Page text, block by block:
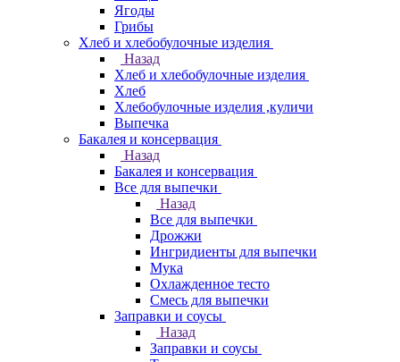
Ягоды
Грибы
Хлеб и хлебобулочные изделия
Назад
Хлеб и хлебобулочные изделия
Хлеб
Хлебобулочные изделия ,куличи
Выпечка
Бакалея и консервация
Назад
Бакалея и консервация
Все для выпечки
Назад
Все для выпечки
Дрожжи
Ингридиенты для выпечки
Мука
Охлажденное тесто
Смесь для выпечки
Заправки и соусы
Назад
Заправки и соусы